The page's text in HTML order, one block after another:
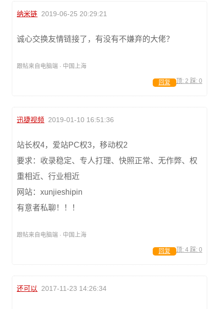
纳米链 2019-06-25 20:29:21
诚心交换友情链接了，有没有不嫌弃的大佬？
跟帖来自电脑端 · 中国上海
顶: 2 踩: 0
回复
迅捷视频 2019-01-10 16:51:36
站长权4，爱站PC权3，移动权2
要求：收录稳定、专人打理、快照正常、无作弊、权
重相近、行业相近
网站：xunjieshipin
有意者私聊！！！
跟帖来自电脑端 · 中国上海
顶: 4 踩: 0
回复
还可以 2017-11-23 14:26:34